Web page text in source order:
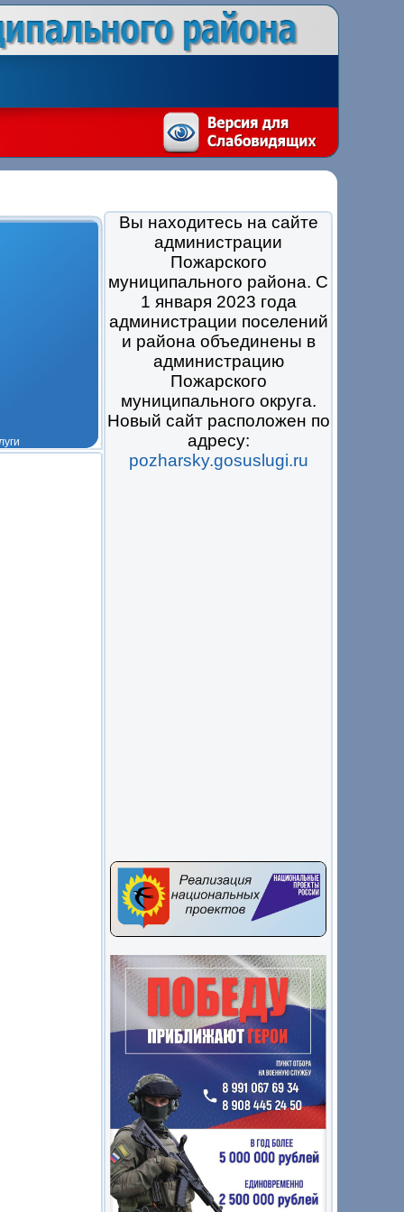
Вы находитесь на сайте
администрации
Пожарского
муниципального района. С
1 января 2023 года
администрации поселений
и района объединены в
администрацию
Пожарского
муниципального округа.
Новый сайт расположен по
адресу:
pozharsky.gosuslugi.ru